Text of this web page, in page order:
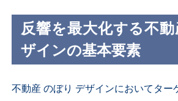
反響を最大化する不
ザインの基本要素
不動産 のぼり デザインにおいてター